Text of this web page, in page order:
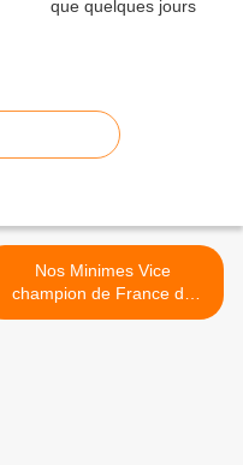
Nos Minimes Vice
champion de France du
relais >